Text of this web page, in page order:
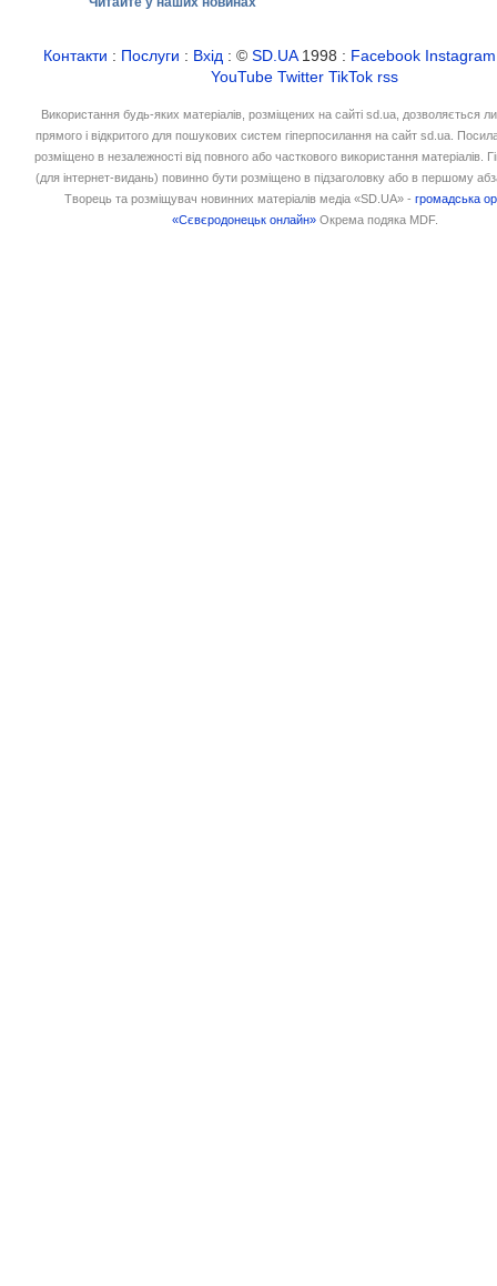
Контакти : Послуги : Вхід : ©SD.UA1998 : Facebook Instagram
YouTube Twitter TikTok rss
Використання будь-яких матеріалів, розміщених на сайті sd.ua, дозволяється
прямого і відкритого для пошукових систем гіперпосилання на сайт sd.ua.
розміщено в незалежності від повного або часткового використання матеріалів.
(для інтернет-видань) повинно бути розміщено в підзаголовку або в першому
Творець та розміщувач новинних матеріалів медіа «SD.UA» -громадська
«Сєвєродонецьк онлайн» Окрема подяка MDF.